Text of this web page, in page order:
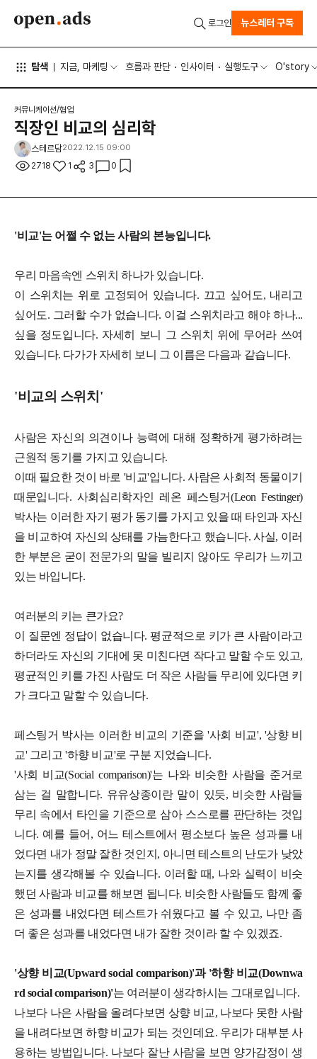
탐색 지금, 마케팅 흐름과 판단 인사이터 실행도구 O'story
로그인 뉴스레터 구독
커뮤니케이션/협업
직장인 비교의 심리학
스테르담2022.12.15 09:00
2718 1 3 0
'비교'는 어쩔 수 없는 사람의 본능입니다.
우리 마음속엔 스위치 하나가 있습니다.
이 스위치는 위로 고정되어 있습니다. 끄고 싶어도, 내리고
싶어도. 그러할 수가 없습니다. 이걸 스위치라고 해야 하나...
싶을 정도입니다. 자세히 보니 그 스위치 위에 무어라 쓰여
있습니다. 다가가 자세히 보니 그 이름은 다음과 같습니다.
'비교의 스위치'
사람은 자신의 의견이나 능력에 대해 정확하게 평가하려는
근원적 동기를 가지고 있습니다.
이때 필요한 것이 바로 '비교'입니다. 사람은 사회적 동물이기
때문입니다. 사회심리학자인 레온 페스팅거(Leon Festinger)
박사는 이러한 자기 평가 동기를 가지고 있을 때 타인과 자신
을 비교하여 자신의 상태를 가늠한다고 했습니다. 사실, 이러
한 부분은 굳이 전문가의 말을 빌리지 않아도 우리가 느끼고
있는 바입니다.
여러분의 키는 큰가요?
이 질문엔 정답이 없습니다. 평균적으로 키가 큰 사람이라고
하더라도 자신의 기대에 못 미친다면 작다고 말할 수도 있고,
평균적인 키를 가진 사람도 더 작은 사람들 무리에 있다면 키
가 크다고 말할 수 있습니다.
페스팅거 박사는 이러한 비교의 기준을 '사회 비교', '상향 비
교' 그리고 '하향 비교'로 구분 지었습니다.
'사회 비교(Social comparison)'는 나와 비슷한 사람을 준거로
삼는 걸 말합니다. 유유상종이란 말이 있듯, 비슷한 사람들
무리 속에서 타인을 기준으로 삼아 스스로를 판단하는 것입
니다. 예를 들어, 어느 테스트에서 평소보다 높은 성과를 내
었다면 내가 정말 잘한 것인지, 아니면 테스트의 난도가 낮았
는지를 생각해볼 수 있습니다. 이러할 때, 나와 실력이 비슷
했던 사람과 비교를 해보면 됩니다. 비슷한 사람들도 함께 좋
은 성과를 내었다면 테스트가 쉬웠다고 볼 수 있고, 나만 좀
더 좋은 성과를 내었다면 내가 잘한 것이라 할 수 있겠죠.
'상향 비교(Upward social comparison)'과 '하향 비교(Downwa
rd social comparison)'는 여러분이 생각하시는 그대로입니다.
나보다 나은 사람을 올려다보면 상향 비교, 나보다 못한 사람
을 내려다보면 하향 비교가 되는 것인데요. 우리가 대부분 사
용하는 방법입니다. 나보다 잘난 사람을 보면 양가감정이 생